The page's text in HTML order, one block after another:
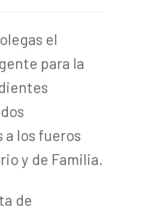
el
para la
los fueros
y de Familia.
de